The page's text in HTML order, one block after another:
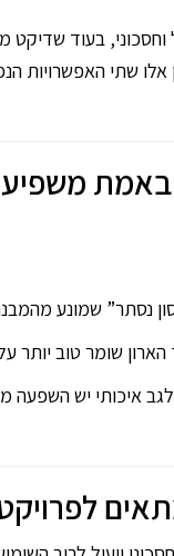
בעוד שדיקט
אלו שתי האפשרויות
באמת
נסתר” שמונע
שומר טוב יותר
לגב איכותי יש השפעה